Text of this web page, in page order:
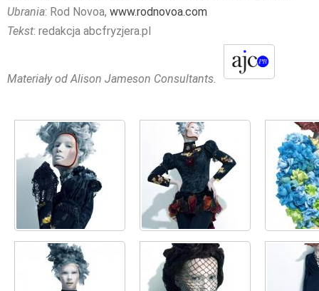
Ubrania: Rod Novoa, www.rodnovoa.com
Tekst: redakcja abcfryzjera.pl
Materiały od Alison Jameson Consultants.